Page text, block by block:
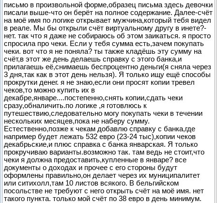
письмо в произвольной форме,образец письма здесь девочки
писали выше-что он берёт на полное содержание. Далее-счёт
на моё имя по логике открывает мужчина,который тебя видел
в реале. Мы бы открыли счёт виртуальному другу в инете?-
нет. так что я даже не собираюсь об этом заикаться. я просто
спросила про чеки. Если у тебя сумма есть,зачем покупать
чеки. вот что я не поняла? ты также кладёшь эту сумму на
счёт,в этот же день делаешь справку с этого банка,и
прилагаешь её,снимаешь беспроцентно деньги(я сняла через
3 дня,так как в этот день нельзя). Я только ищу ещё способы
прокрутки денег. я не знаю,если они просят копии тревел
чеков,то можно купить их в
декабре,январе....постепенно,снять копии,сдать чеки
сразу,обналичить.по логике ,я готовлюсь к
путешествию,следовательно могу покупать чеки в течении
нескольких месяцев,пока не наберу сумму.
Естественно,позже к чекам добавлю справку с банка,где
например будет лежать 532 евро (23-24 тыс),копии чеков
декабрьские,и плюс справка с банка январская. Я только
прокручиваю варианты.возможно так. там ведь не стоит,что
чеки я должна предоставить,купленные в январе? все
документы о доходах и прочее с его стороны будут
оформлены правильно,он делает через их муниципалитет
или ситихолл,там 10 листов всякого. В бельгийском
посольстве не требуют с него открыть счёт на моё имя. нет
такого пункта. только мой счёт по 38 евро в день минимум.